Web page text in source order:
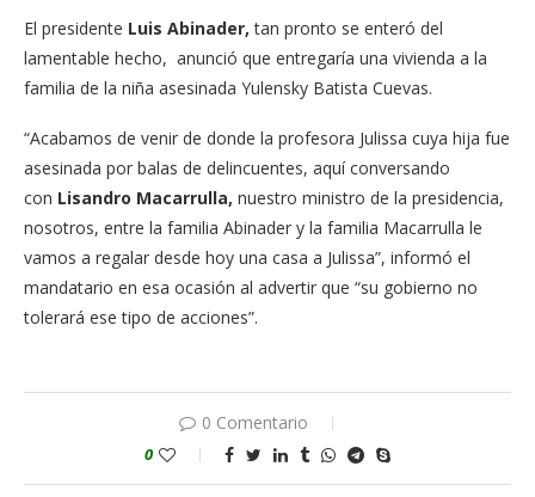
El presidente Luis Abinader,tan pronto se enteró del
lamentable hecho, anunció que entregaría una vivienda a la
familia de la niña asesinada Yulensky Batista Cuevas.
“Acabamos de venir de donde la profesora Julissa cuya hija fue
asesinada por balas de delincuentes, aquí conversando
con Lisandro Macarrulla, nuestro ministro de la presidencia,
nosotros, entre la familia Abinader y la familia Macarrulla le
vamos a regalar desde hoy una casa a Julissa”, informó el
mandatario en esa ocasión al advertir que “su gobierno no
tolerará ese tipo de acciones”.
0 Comentario
0